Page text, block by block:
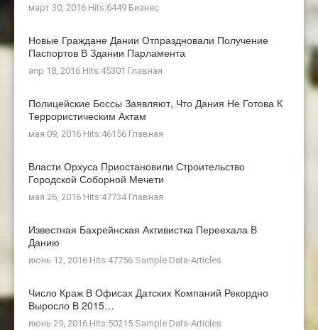
март 30, 2016 Hits:6449 Бизнес
Новые Граждане Дании Отпраздновали Получение
Паспортов В Здании Парламента
апр 18, 2016 Hits:45301 Главная
Полицейские Боссы Заявляют, Что Дания Не Готова К
Террористическим Актам
мая 09, 2016 Hits:46156 Главная
Власти Орхуса Приостановили Строительство
Городской Соборной Мечети
мая 26, 2016 Hits:47734 Главная
Известная Бахрейнская Активистка Переехала В
Данию
июнь 12, 2016 Hits:47756 Sample Data-Articles
Число Краж В Офисах Датских Компаний Рекордно
Выросло В 2015…
июнь 29, 2016 Hits:50215 Sample Data-Articles